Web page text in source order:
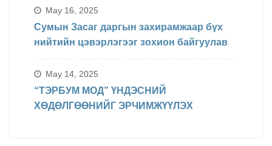
явагдахаар болсон.
May 16, 2025
Сумын Засаг даргын захирамжаар бүх
нийтийн цэвэрлэгээг зохион байгуулав
May 14, 2025
“ТЭРБУМ МОД” ҮНДЭСНИЙ
ХӨДӨЛГӨӨНИЙГ ЭРЧИМЖҮҮЛЭХ